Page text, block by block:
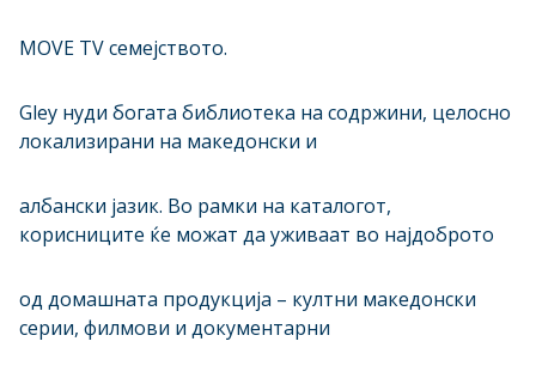
MOVE TV семејството.
Gley нуди богата библиотека на содржини, целосно
локализирани на македонски и
албански јазик. Во рамки на каталогот,
корисниците ќе можат да уживаат во најдоброто
од домашната продукција – култни македонски
серии, филмови и документарни